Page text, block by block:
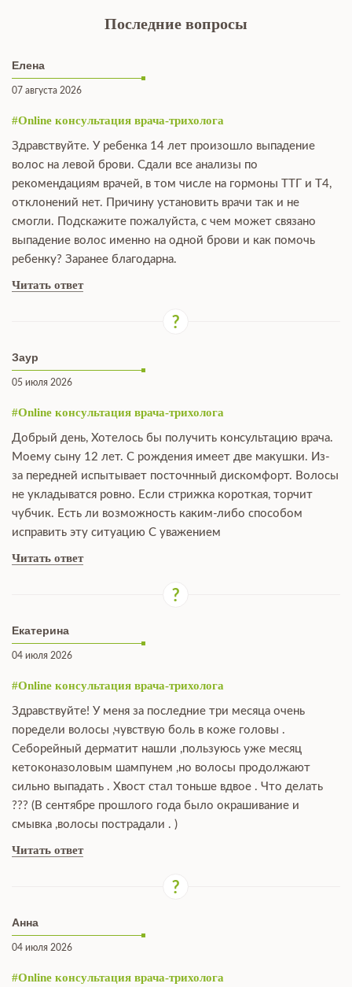
Последние вопросы
Елена
07 августа 2026
#Online консультация врача-трихолога
Здравствуйте. У ребенка 14 лет произошло выпадение
волос на левой брови. Сдали все анализы по
рекомендациям врачей, в том числе на гормоны ТТГ и Т4,
отклонений нет. Причину установить врачи так и не
смогли. Подскажите пожалуйста, с чем может связано
выпадение волос именно на одной брови и как помочь
ребенку? Заранее благодарна.
Читать ответ
Заур
05 июля 2026
#Online консультация врача-трихолога
Добрый день, Хотелось бы получить консультацию врача.
Моему сыну 12 лет. С рождения имеет две макушки. Из-
за передней испытывает посточнный дискомфорт. Волосы
не укладыватся ровно. Если стрижка короткая, торчит
чубчик. Есть ли возможность каким-либо способом
исправить эту ситуацию С уважением
Читать ответ
Екатерина
04 июля 2026
#Online консультация врача-трихолога
Здравствуйте! У меня за последние три месяца очень
поредели волосы ,чувствую боль в коже головы .
Себорейный дерматит нашли ,пользуюсь уже месяц
кетоконазоловым шампунем ,но волосы продолжают
сильно выпадать . Хвост стал тоньше вдвое . Что делать
??? (В сентябре прошлого года было окрашивание и
смывка ,волосы пострадали . )
Читать ответ
Анна
04 июля 2026
#Online консультация врача-трихолога